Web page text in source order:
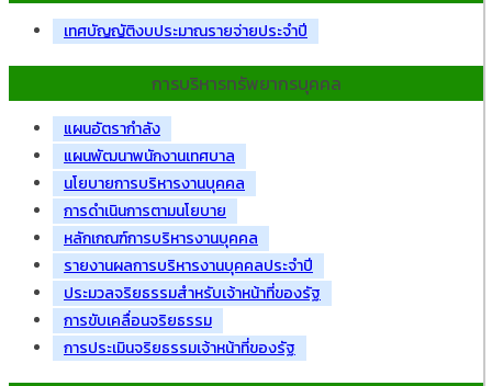
เทศบัญญัติงบประมาณรายจ่ายประจำปี
การบริหารทรัพยากรบุคคล
แผนอัตรากำลัง
แผนพัฒนาพนักงานเทศบาล
นโยบายการบริหารงานบุคคล
การดำเนินการตามนโยบาย
หลักเกณฑ์การบริหารงานบุคคล
รายงานผลการบริหารงานบุคคลประจำปี
ประมวลจริยธรรมสำหรับเจ้าหน้าที่ของรัฐ
การขับเคลื่อนจริยธรรม
การประเมินจริยธรรมเจ้าหน้าที่ของรัฐ